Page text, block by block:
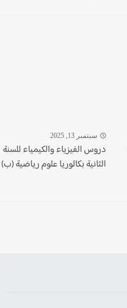
سبتمبر 13, 2025
دروس الفيزياء والكيمياء للسنة
الثانية بكالوريا علوم رياضية (ب)